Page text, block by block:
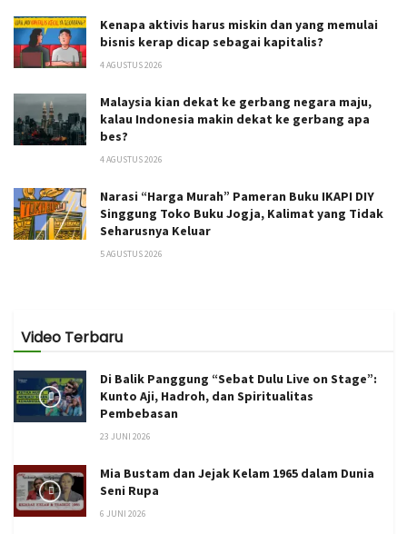
Kenapa aktivis harus miskin dan yang memulai
bisnis kerap dicap sebagai kapitalis?
4 AGUSTUS 2026
Malaysia kian dekat ke gerbang negara maju,
kalau Indonesia makin dekat ke gerbang apa
bes?
4 AGUSTUS 2026
Narasi “Harga Murah” Pameran Buku IKAPI DIY
Singgung Toko Buku Jogja, Kalimat yang Tidak
Seharusnya Keluar
5 AGUSTUS 2026
Video Terbaru
Di Balik Panggung “Sebat Dulu Live on Stage”:
Kunto Aji, Hadroh, dan Spiritualitas
Pembebasan
23 JUNI 2026
Mia Bustam dan Jejak Kelam 1965 dalam Dunia
Seni Rupa
6 JUNI 2026